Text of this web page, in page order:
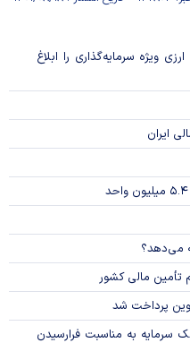
ویژه سرمایه‌گذاری را ابلاغ
ایران
می‌دهد؟
تأمین مالی کشور
سرمایه به مناسبت فرارسیدن